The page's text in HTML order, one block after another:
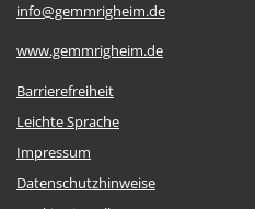
info@gemmrigheim.de
www.gemmrigheim.de
Barrierefreiheit
Leichte Sprache
Impressum
Datenschutzhinweise